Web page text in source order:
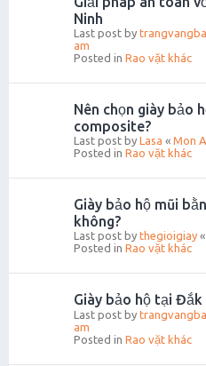
Ninh
Last post by
am
Posted in Rao vặt khác
Nên chọn giày bảo
composite?
Last post by Lasa « Mon
Posted in Rao vặt khác
Giày bảo hộ mũi
không?
Last post by thegioigiay «
Posted in Rao vặt khác
Giày bảo hộ tại
Last post by
am
Posted in Rao vặt khác